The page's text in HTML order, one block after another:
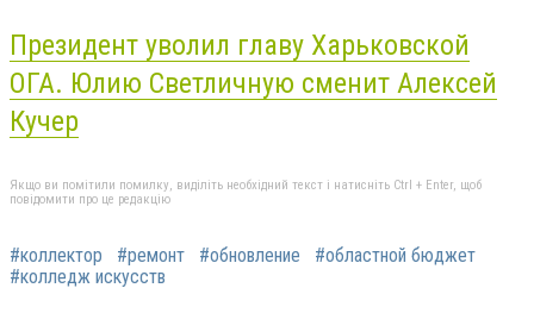
Президент уволил главу Харьковской
ОГА. Юлию Светличную сменит Алексей
Кучер
Якщо ви помітили помилку, виділіть необхідний текст і натисніть Ctrl + Enter, щоб
повідомити про це редакцію
#коллектор #ремонт #обновление
#областной бюджет
#колледж искусств